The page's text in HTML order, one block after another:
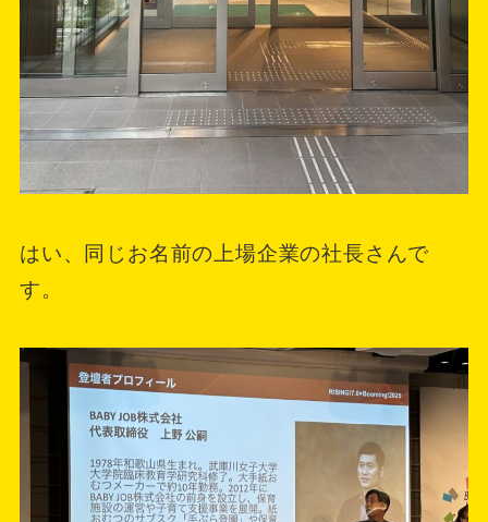
はい、同じお名前の上場企業の社長さんで
す。